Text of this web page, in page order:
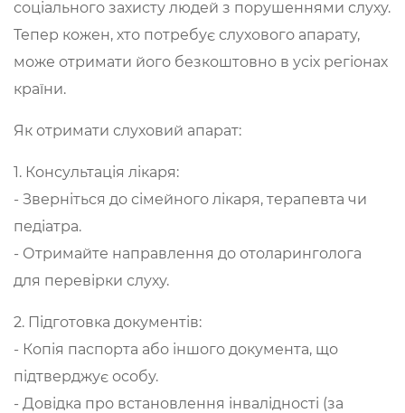
соціального захисту людей з порушеннями слуху.
Тепер кожен, хто потребує слухового апарату,
може отримати його безкоштовно в усіх регіонах
країни.
Як отримати слуховий апарат:
1. Консультація лікаря:
- Зверніться до сімейного лікаря, терапевта чи
педіатра.
- Отримайте направлення до отоларинголога
для перевірки слуху.
2. Підготовка документів:
- Копія паспорта або іншого документа, що
підтверджує особу.
- Довідка про встановлення інвалідності (за